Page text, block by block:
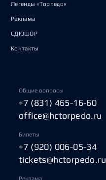
Легенды «Торпедо»
Реклама
СДЮШОР
Контакты
Общие вопросы
+7 (831) 465-16-60
office@hctorpedo.ru
Билеты
+7 (920) 006-05-34
tickets@hctorpedo.ru
Реклама